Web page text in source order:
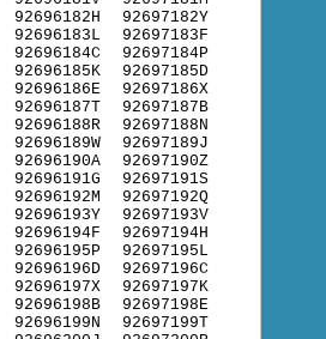
92696182H
92696183L
92696184C
92696185K
92696186E
92696187T
92696188R
92696189W
92696190A
92696191G
92696192M
92696193Y
92696194F
92696195P
92696196D
92696197X
92696198B
92696199N
92697182Y
92697183F
92697184P
92697185D
92697186X
92697187B
92697188N
92697189J
92697190Z
92697191S
92697192Q
92697193V
92697194H
92697195L
92697196C
92697197K
92697198E
92697199T